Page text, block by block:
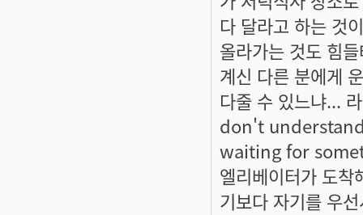
다 달라고 하는 것
올라가는 것도 힘
계신 다른 분에게
다줄 수 있느냐...
don't
waiting for
엘리베이터가 도
기보다 자기를 우